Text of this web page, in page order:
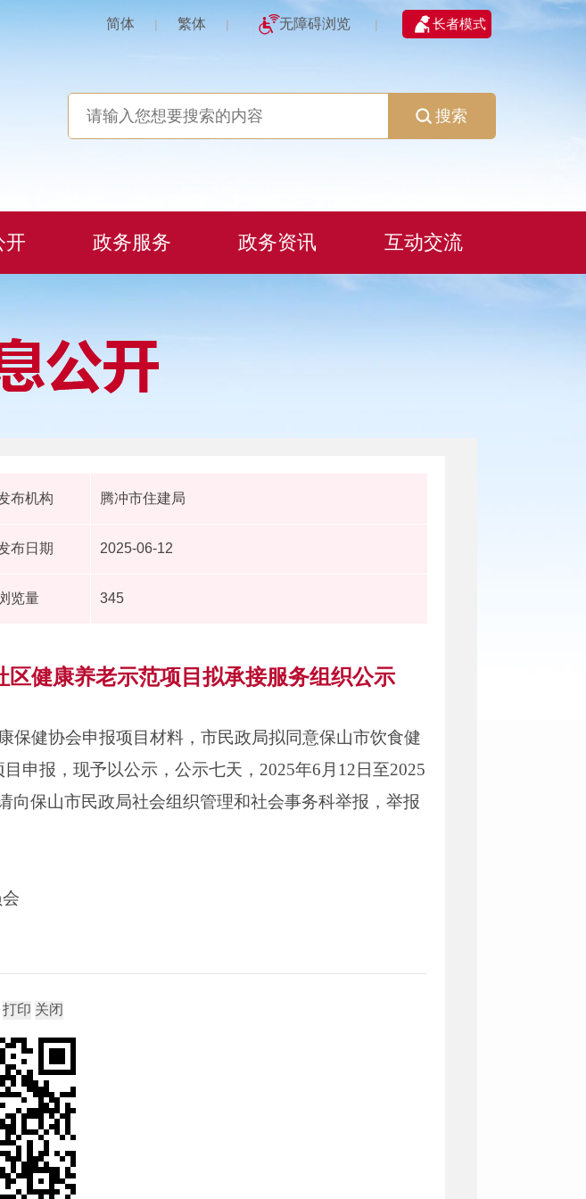
简体 | 繁体 | 无障碍浏览 | 长者模式
搜索
开 政务服务 政务资讯 互动交流
布机构 腾冲市住建局
布日期 2025-06-12
览量 345
健康养老示范项目拟承接服务组织公示
保健协会申报项目材料，市民政局拟同意保山市饮食健
申报，现予以公示，公示七天，2025年6月12日至2025
向保山市民政局社会组织管理和社会事务科举报，举报